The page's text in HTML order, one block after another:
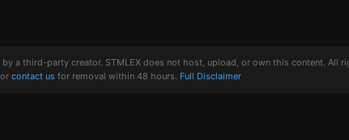
a third-party creator. STMLEX does not host, upload, or own this content.
contact us for removal within 48 hours. Full Disclaimer